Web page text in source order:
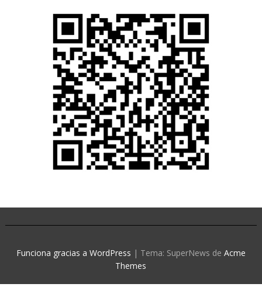
Funciona gracias a WordPress | Tema: SuperNews de Acme
Themes